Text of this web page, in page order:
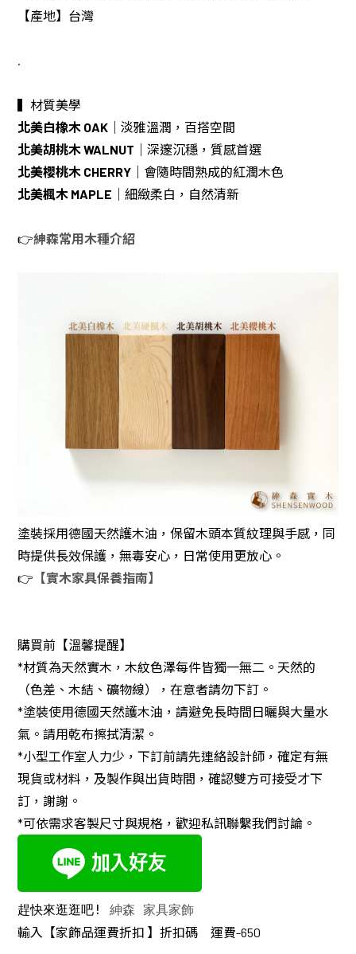
【產地】台灣
▍材質美學
北美白橡木 OAK ｜淡雅溫潤，百搭空間
北美胡桃木 WALNUT ｜深邃沉穩，質感首選
北美櫻桃木 CHERRY ｜會隨時間熟成的紅潤木色
北美楓木 MAPLE ｜細緻柔白，自然清新
👉紳森常用木種介紹
塗裝採用德國天然護木油，保留木頭本質紋理與手感，同
時提供長效保護，無毒安心，日常使用更放心。
👉 【實木家具保養指南】
購買前【溫馨提醒】
*材質為天然實木，木紋色澤每件皆獨一無二。天然的
（色差、木結、礦物線），在意者請勿下訂。
*塗裝使用德國天然護木油，請避免長時間日曬與大量水
氣。請用乾布擦拭清潔。
*小型工作室人力少，下訂前請先連絡設計師，確定有無
現貨或材料，及製作與出貨時間，確認雙方可接受才下
訂，謝謝。
*可依需求客製尺寸與規格，歡迎私訊聯繫我們討論。
趕快來逛逛吧! 紳森 家具家飾
輸入【家飾品運費折扣 】折扣碼 運費-650